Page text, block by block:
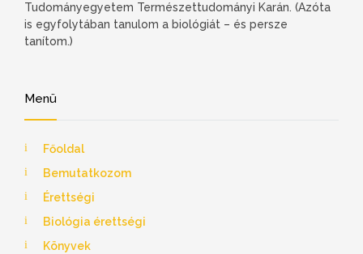
Tudományegyetem Természettudományi Karán. (Azóta
is egyfolytában tanulom a biológiát – és persze
tanítom.)
Menü
Főoldal
Bemutatkozom
Érettségi
Biológia érettségi
Könyvek